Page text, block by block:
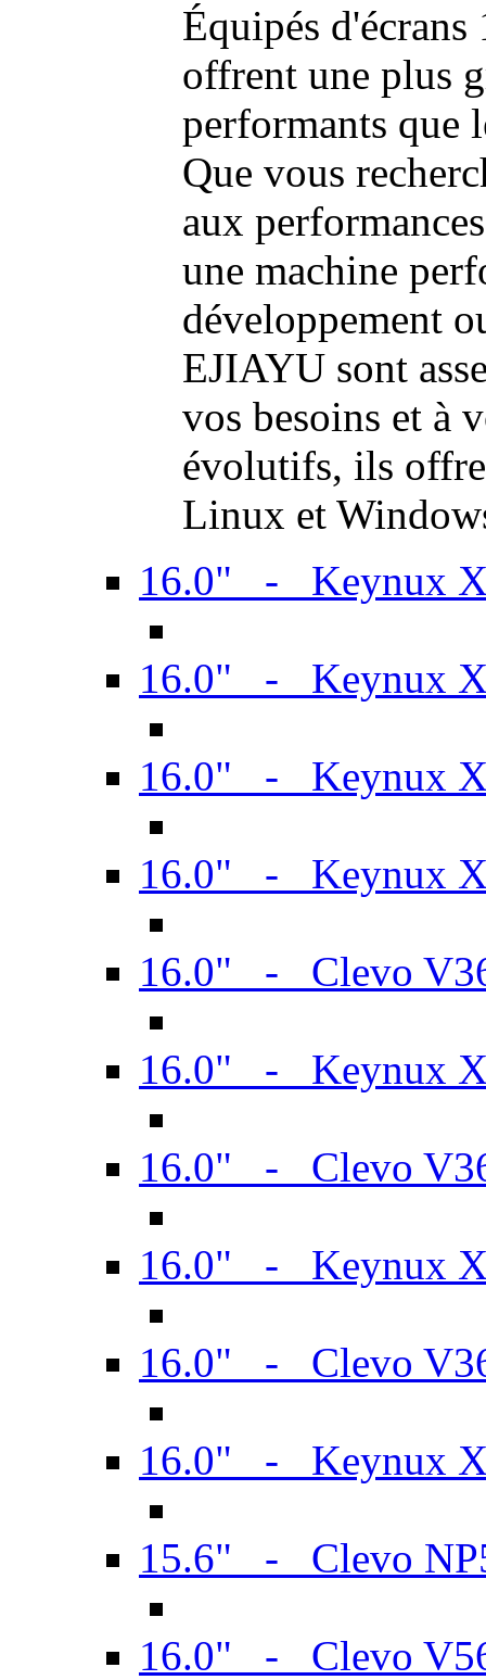
Équipés
offrent une plus
performants que
Que vous
aux
une machine
développement
EJIAYU sont
vos besoins et à
évolutifs, ils
Linux et
16.0" - Keynux
16.0" - Keynux
16.0" - Keynux
16.0" - Keynux
16.0" - Clevo
16.0" - Keynux
16.0" - Clevo
16.0" - Keynux
16.0" - Clevo
16.0" - Keynux
15.6" - Clevo
16.0" - Clevo